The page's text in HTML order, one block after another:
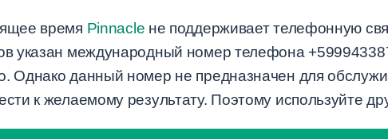
время Pinnacle не поддерживает телефонную
указан международный номер телефона
Однако данный номер не предназначен для
к желаемому результату. Поэтому используйте